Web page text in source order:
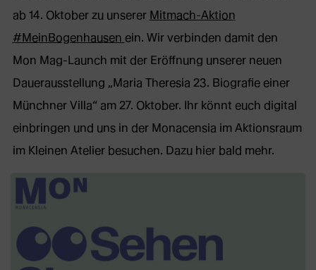
ab 14. Oktober zu unserer Mitmach-Aktion
#MeinBogenhausen ein. Wir verbinden damit den
Mon Mag-Launch mit der Eröffnung unserer neuen
Dauerausstellung „Maria Theresia 23. Biografie einer
Münchner Villa“ am 27. Oktober. Ihr könnt euch digital
einbringen und uns in der Monacensia im Aktionsraum
im Kleinen Atelier besuchen. Dazu hier bald mehr.